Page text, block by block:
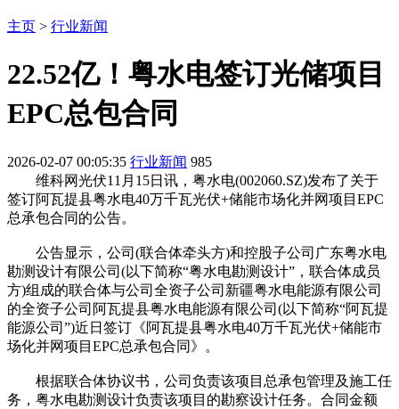
主页 > 行业新闻
22.52亿！粤水电签订光储项目
EPC总包合同
2026-02-07 00:05:35 行业新闻 985
维科网光伏11月15日讯，粤水电(002060.SZ)发布了关于
签订阿瓦提县粤水电40万千瓦光伏+储能市场化并网项目EPC
总承包合同的公告。
公告显示，公司(联合体牵头方)和控股子公司广东粤水电
勘测设计有限公司(以下简称“粤水电勘测设计”，联合体成员
方)组成的联合体与公司全资子公司新疆粤水电能源有限公司
的全资子公司阿瓦提县粤水电能源有限公司(以下简称“阿瓦提
能源公司”)近日签订《阿瓦提县粤水电40万千瓦光伏+储能市
场化并网项目EPC总承包合同》。
根据联合体协议书，公司负责该项目总承包管理及施工任
务，粤水电勘测设计负责该项目的勘察设计任务。合同金额